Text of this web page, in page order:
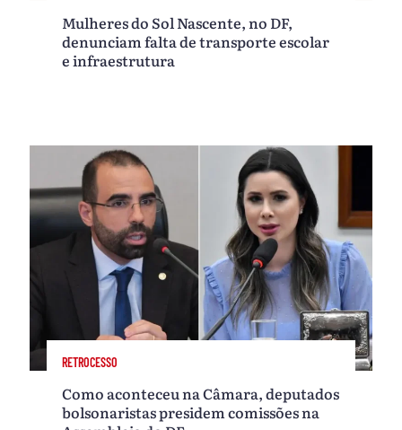
Mulheres do Sol Nascente, no DF,
denunciam falta de transporte escolar
e infraestrutura
RETROCESSO
Como aconteceu na Câmara, deputados
bolsonaristas presidem comissões na